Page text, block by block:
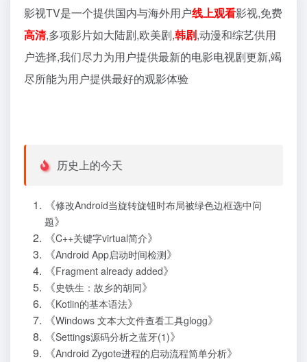
影视TV是一个提供国内与海外用户线上观看影视,免费
高清,多项影片如大陆剧,欧美剧,韩剧,动漫和综艺供用
户选择,我们尽力为用户提供最新的电影电视剧更新,竭
尽所能为用户提供最好的观影体验
历史上的今天
《修改Android当旋转旋钮时布局被绿色边框选中问
题》
《C++关键字virtual简介》
《Android App启动时间检测》
《Fragment already added》
《史铁生：故乡的胡同》
《Kotlin的基本语法》
《Windows 文本大文件查看工具glogg》
《Settings源码分析之蓝牙(1)》
《Android Zygote进程的启动流程简单分析》